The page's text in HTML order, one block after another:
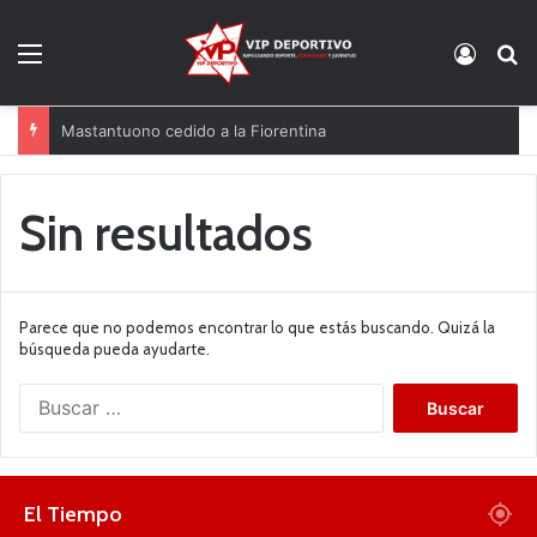
Mastantuono cedido a la Fiorentina
Sin resultados
Parece que no podemos encontrar lo que estás buscando. Quizá la
búsqueda pueda ayudarte.
El Tiempo